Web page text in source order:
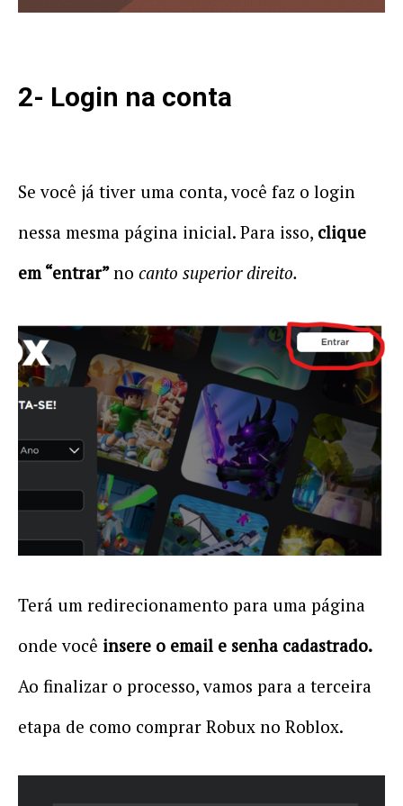
2- Login na conta
Se você já tiver uma conta, você faz o login
nessa mesma página inicial. Para isso, clique
em “entrar”no canto superior direito.
Terá um redirecionamento para uma página
onde você insere o email e senha cadastrado.
Ao finalizar o processo, vamos para a terceira
etapa de como comprar Robux no Roblox.